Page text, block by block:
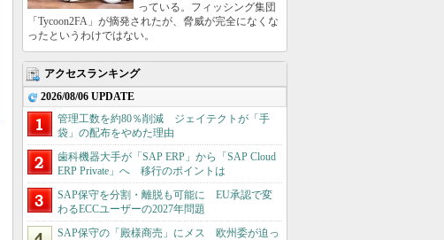
っている。フィッシング集団
「Tycoon2FA」が摘発されたが、脅威が完全になくな
ったというわけではない。
アクセスランキング
2026/08/06 UPDATE
管理工数を約80％削減 ジェイテクトが「手
袋」の配布をやめた理由
歯科機器大手が「SAP ERP」から「SAP Cloud
ERP Private」へ 移行のポイントは
SAP保守を分割・離脱も可能に EU承認で変
わるECCユーザーの2027年問題
SAP保守の「殿様商売」にメス 欧州委が迫っ